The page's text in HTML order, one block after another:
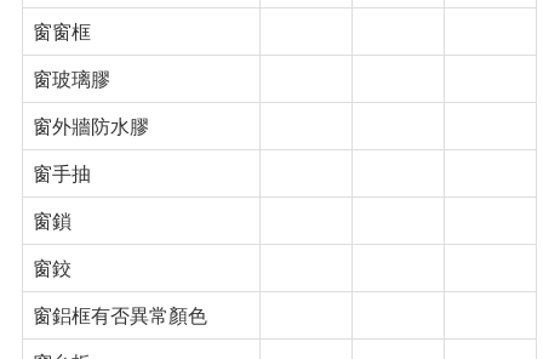
窗窗框
窗玻璃膠
窗外牆防水膠
窗手抽
窗鎖
窗鉸
窗鋁框有否異常顏色